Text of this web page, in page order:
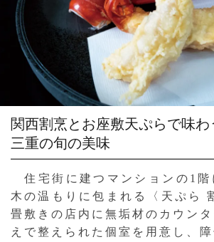
関西割烹とお座敷天ぷらで味わ
三重の旬の美味
住宅街に建つマンションの1階
木の温もりに包まれる〈天ぷら
畳敷きの店内に無垢材のカウン
えで整えられた個室を用意し、